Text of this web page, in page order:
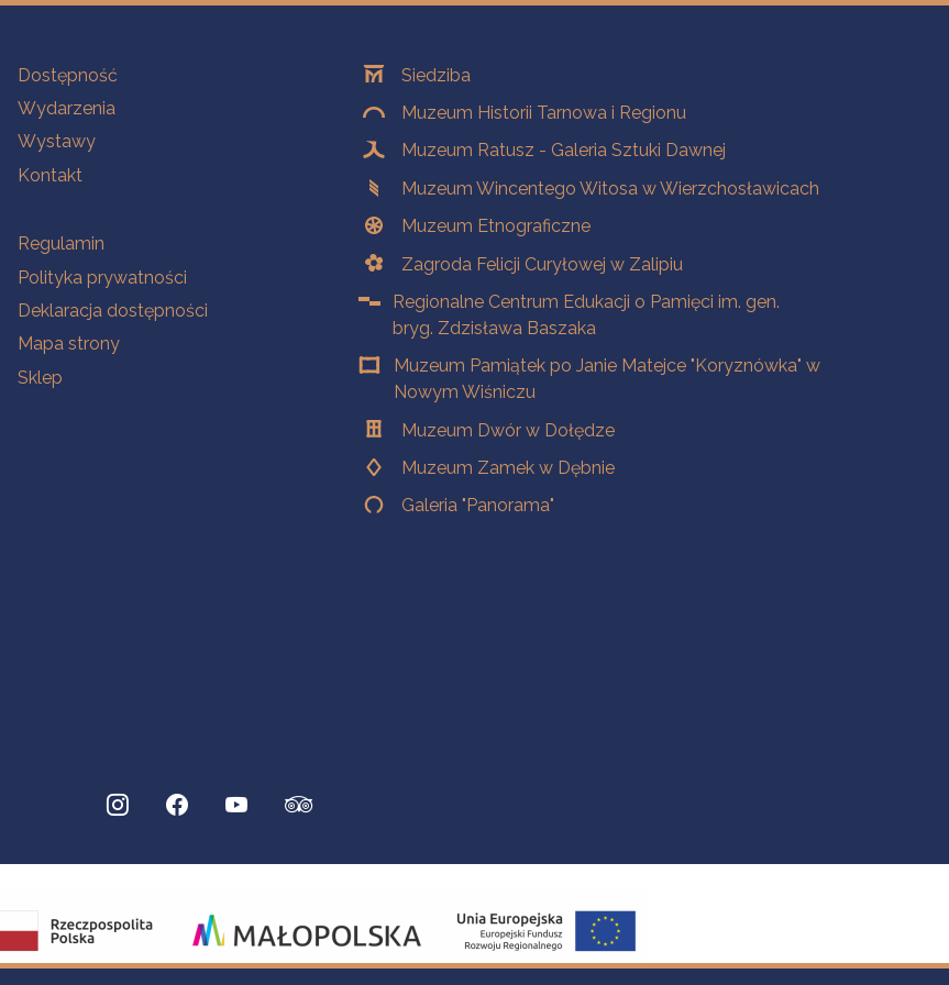
Na skróty
Dostępność
Wydarzenia
Wystawy
Kontakt
Na skróty
Regulamin
Polityka prywatności
Deklaracja dostępności
Mapa strony
Sklep
OddziałySiedziba
Muzeum Historii Tarnowa i Regionu
Muzeum Ratusz - Galeria Sztuki Dawnej
Muzeum Wincentego Witosa w Wierzchosławicach
Muzeum Etnograficzne
Zagroda Felicji Curyłowej w Zalipiu
Regionalne Centrum Edukacji o Pamięci im. gen.
bryg. Zdzisława Baszaka
Muzeum Pamiątek po Janie Matejce "Koryznówka" w
Nowym Wiśniczu
Muzeum Dwór w Dołędze
Muzeum Zamek w Dębnie
Galeria "Panorama"